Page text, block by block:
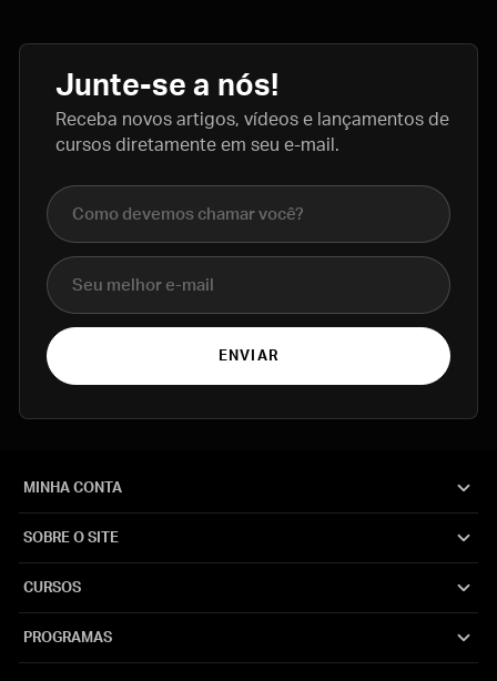
Junte-se a nós!
Receba novos artigos, vídeos e lançamentos de
cursos diretamente em seu e-mail.
Nome completo
E-mail
ENVIAR
MINHA CONTA
SOBRE O SITE
CURSOS
PROGRAMAS